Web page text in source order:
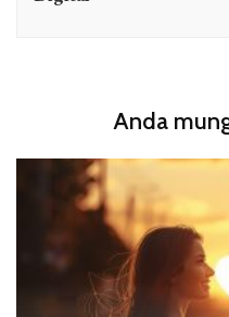
Anda